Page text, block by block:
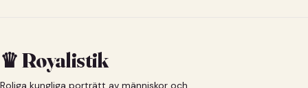
♛ Royalistik
Roliga kungliga porträtt av människor och